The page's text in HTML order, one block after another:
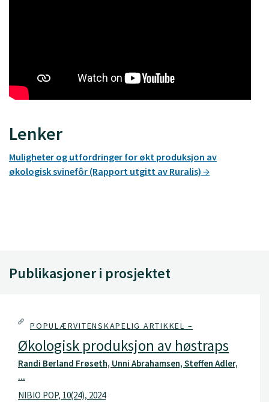
Lenker
Muligheter og utfordringer for økt produksjon av
økologisk svinefôr (Rapport utgitt av Ruralis)
Publikasjoner i prosjektet
POPULÆRVITENSKAPELIG ARTIKKEL –
Økologisk produksjon av høstraps
Randi Berland Frøseth, Unni Abrahamsen, Steffen Adler,
...
NIBIO POP, 10(24), 2024